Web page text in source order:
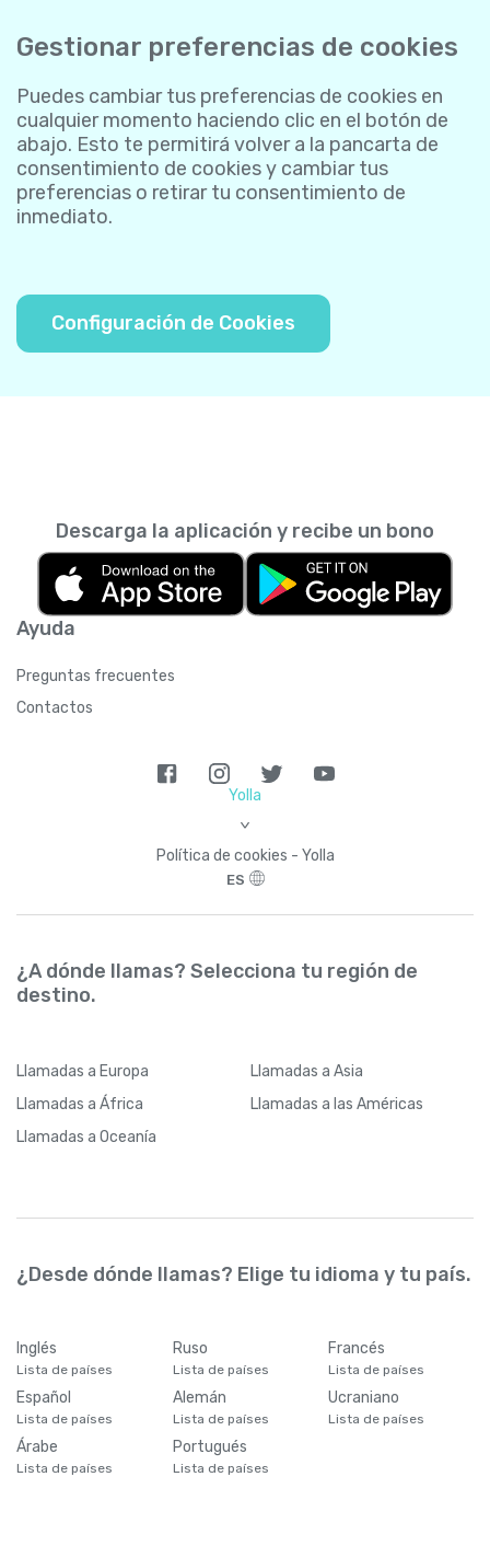
Gestionar preferencias de cookies
Puedes cambiar tus preferencias de cookies en
cualquier momento haciendo clic en el botón de
abajo. Esto te permitirá volver a la pancarta de
consentimiento de cookies y cambiar tus
preferencias o retirar tu consentimiento de
inmediato.
Configuración de Cookies
Ayuda
Preguntas frecuentes
Contactos
Descarga la aplicación y recibe un bono
Yolla
>
Política de cookies - Yolla
ES
¿A dónde llamas? Selecciona tu región de
destino.
Llamadas a Europa Llamadas a Asia
Llamadas a África Llamadas a las Américas
Llamadas a Oceanía
¿Desde dónde llamas? Elige tu idioma y tu país.
Inglés
Lista de países
Ruso
Lista de países
Francés
Lista de países
Español
Lista de países
Alemán
Lista de países
Ucraniano
Lista de países
Árabe
Lista de países
Portugués
Lista de países